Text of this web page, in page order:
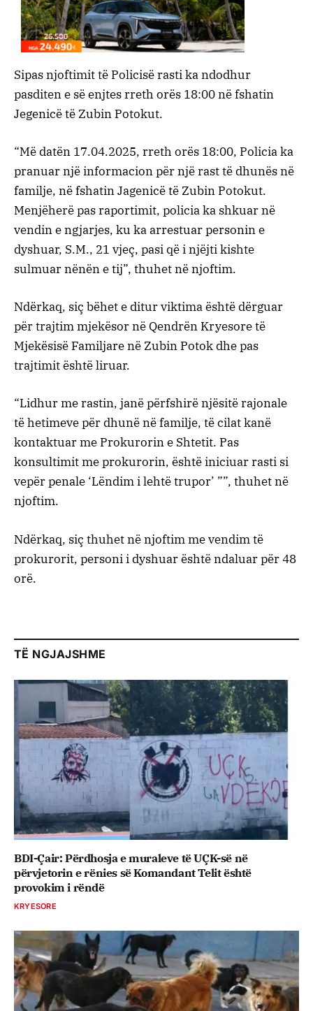
Sipas njoftimit të Policisë rasti ka ndodhur
pasditen e së enjtes rreth orës 18:00 në fshatin
Jegenicë të Zubin Potokut.
“Më datën 17.04.2025, rreth orës 18:00, Policia ka
pranuar një informacion për një rast të dhunës në
familje, në fshatin Jagenicë të Zubin Potokut.
Menjëherë pas raportimit, policia ka shkuar në
vendin e ngjarjes, ku ka arrestuar personin e
dyshuar, S.M., 21 vjeç, pasi që i njëjti kishte
sulmuar nënën e tij”, thuhet në njoftim.
Ndërkaq, siç bëhet e ditur viktima është dërguar
për trajtim mjekësor në Qendrën Kryesore të
Mjekësisë Familjare në Zubin Potok dhe pas
trajtimit është liruar.
“Lidhur me rastin, janë përfshirë njësitë rajonale
të hetimeve për dhunë në familje, të cilat kanë
kontaktuar me Prokurorin e Shtetit. Pas
konsultimit me prokurorin, është iniciuar rasti si
vepër penale ‘Lëndim i lehtë trupor’ ””, thuhet në
njoftim.
Ndërkaq, siç thuhet në njoftim me vendim të
prokurorit, personi i dyshuar është ndaluar për 48
orë.
TË NGJAJSHME
BDI-Çair: Përdhosja e muraleve të UÇK-së në
përvjetorin e rënies së Komandant Telit është
provokim i rëndë
KRYESORE